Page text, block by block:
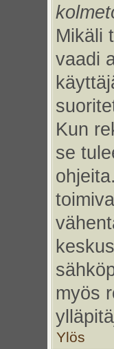
Mikäli
vaadi
Kun
se
myös
Ylös